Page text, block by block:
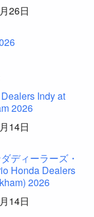
26日
Indy at
2026
14日
ディーラーズ・
Honda Dealers
2026
14日